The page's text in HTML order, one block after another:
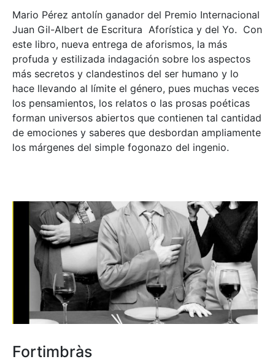
Mario Pérez antolín ganador del Premio Internacional
Juan Gil-Albert de Escritura Aforística y del Yo. Con
este libro, nueva entrega de aforismos, la más
profuda y estilizada indagación sobre los aspectos
más secretos y clandestinos del ser humano y lo
hace llevando al límite el género, pues muchas veces
los pensamientos, los relatos o las prosas poéticas
forman universos abiertos que contienen tal cantidad
de emociones y saberes que desbordan ampliamente
los márgenes del simple fogonazo del ingenio.
Fortimbràs